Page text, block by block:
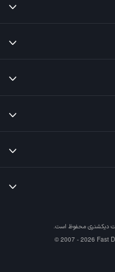
دیکشنری محفوظ است.
© 2007 - 2026 Fast